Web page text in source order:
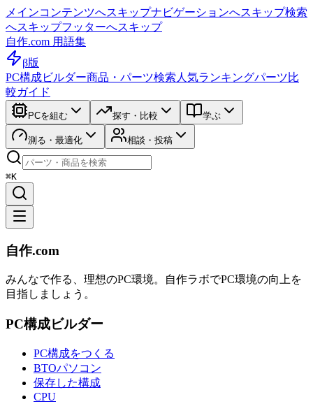
メインコンテンツへスキップナビゲーションへスキップ検索
へスキップフッターへスキップ
自作.com 用語集
β版
PC構成ビルダー商品・パーツ検索 人気ランキングパーツ比
較ガイド
PCを組む 探す・比較 学ぶ
測る・最適化 相談・投稿
⌘K
自作.com
みんなで作る、理想のPC環境。 自作ラボでPC環境の向上を
目指しましょう。
PC構成ビルダー
PC構成をつくる
BTOパソコン
保存した構成
CPU